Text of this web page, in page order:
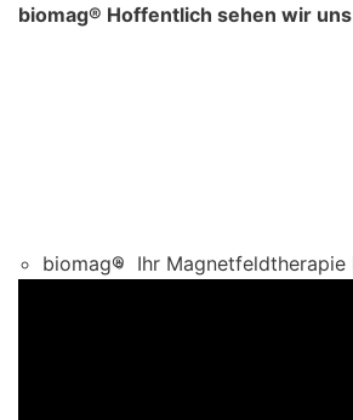
biomag® Hoffentlich sehen wir
biomag® Ihr Magnetfeldtherapie